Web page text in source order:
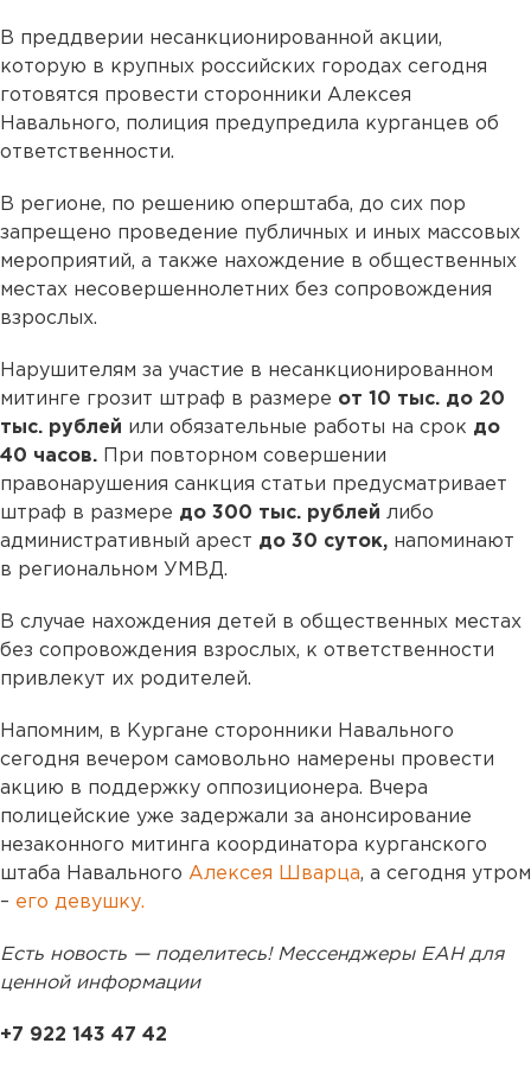
В преддверии несанкционированной акции,
которую в крупных российских городах сегодня
готовятся провести сторонники Алексея
Навального, полиция предупредила курганцев об
ответственности.
В регионе, по решению оперштаба, до сих пор
запрещено проведение публичных и иных массовых
мероприятий, а также нахождение в общественных
местах несовершеннолетних без сопровождения
взрослых.
Нарушителям за участие в несанкционированном
митинге грозит штраф в размере от 10 тыс. до 20
тыс. рублей или обязательные работы на срок до
40 часов.
При повторном совершении
правонарушения санкция статьи предусматривает
штраф в размере до 300 тыс. рублей либо
административный арест до 30 суток, напоминают
в региональном УМВД.
В случае нахождения детей в общественных местах
без сопровождения взрослых, к ответственности
привлекут их родителей.
Напомним, в Кургане сторонники Навального
сегодня вечером самовольно намерены провести
акцию в поддержку оппозиционера. Вчера
полицейские уже задержали за анонсирование
незаконного митинга координатора курганского
штаба Навального Алексея Шварца, а сегодня утром
– его девушку.
Есть новость — поделитесь! Мессенджеры ЕАН для
ценной информации
+7 922 143 47 42